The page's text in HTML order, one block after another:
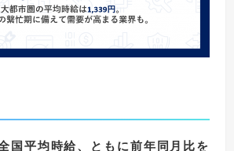
国平均時給、ともに前年同月比を